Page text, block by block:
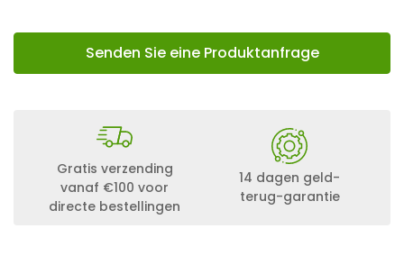
Senden Sie eine Produktanfrage
Gratis verzending
vanaf €100 voor
directe bestellingen
14 dagen geld-
terug-garantie